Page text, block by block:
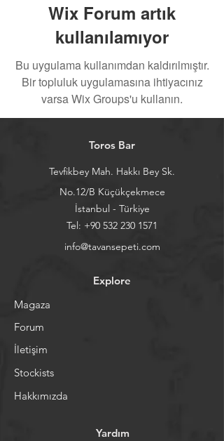
Wix Forum artık
kullanılamıyor
Bu uygulama kullanımdan kaldırılmıştır.
Bir topluluk uygulamasına ihtiyacınız
varsa Wix Groups'u kullanın.
Toros Bar
Tevfikbey Mah. Hakkı Bey Sk.
No.12/B Küçükçekmece
İstanbul - Türkiye
Tel: +90 532 230 1571
info@tavansepeti.com
Explore
Magaza
Forum
İletişim
Stockists
Hakkımızda
Yardım